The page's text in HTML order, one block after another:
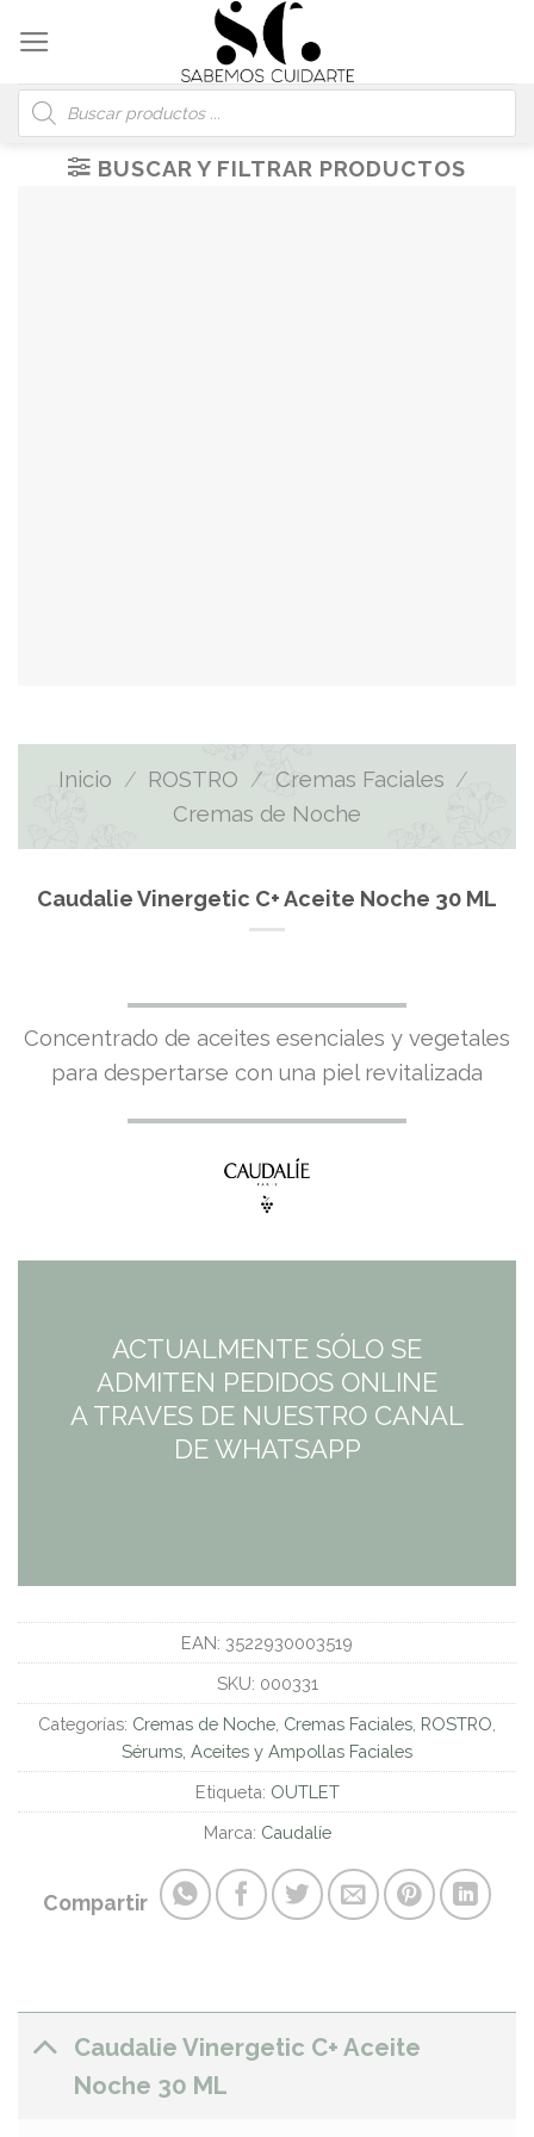
content
Búsqueda
de
productos
BUSCAR Y FILTRAR PRODUCTOS
Inicio / ROSTRO / Cremas Faciales /
Cremas de Noche
Caudalie Vinergetic C+ Aceite Noche 30 ML
El
precio
original
era:
35,90€.
El
precio
actual
es:
26,93€.
Concentrado de aceites esenciales y vegetales
para despertarse con una piel revitalizada
ACTUALMENTE SÓLO SE
ADMITEN PEDIDOS ONLINE
A TRAVES DE NUESTRO CANAL
DE WHATSAPP
EAN: 3522930003519
SKU: 000331
Categorías: Cremas de Noche Cremas Faciales ROSTRO
Sérums, Aceites y Ampollas Faciales
Etiqueta: OUTLET
Marca: Caudalíe
Compartir
Caudalie Vinergetic C+ Aceite
Noche 30 ML